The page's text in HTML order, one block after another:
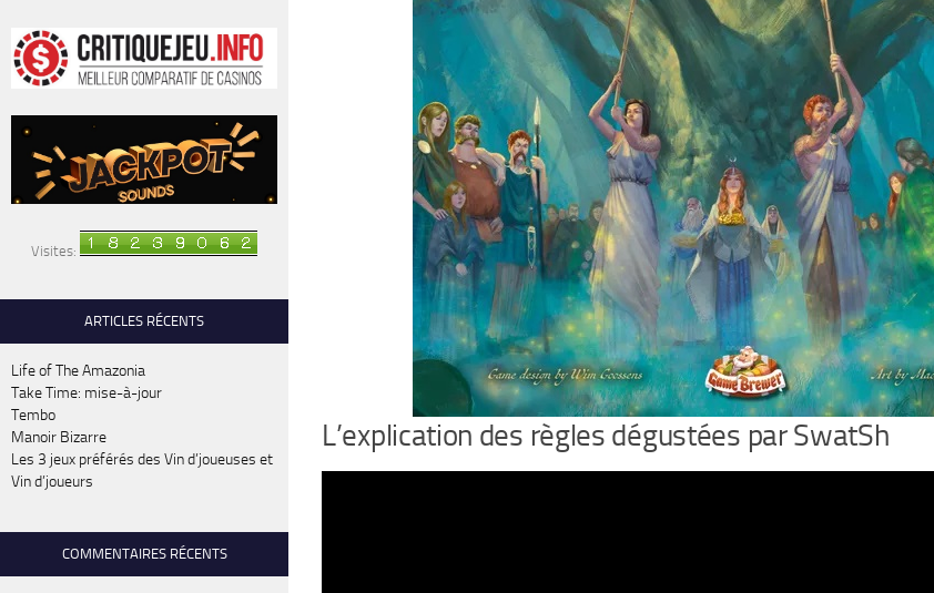
L’explication des règles dégustées par SwatSh
Visites:
ARTICLES RÉCENTS
Life of The Amazonia
Take Time: mise-à-jour
Tembo
Manoir Bizarre
Les 3 jeux préférés des Vin d’joueuses et
Vin d’joueurs
COMMENTAIRES RÉCENTS